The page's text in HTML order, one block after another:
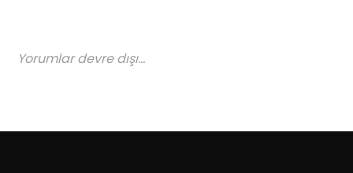
Yorumlar devre dışı...